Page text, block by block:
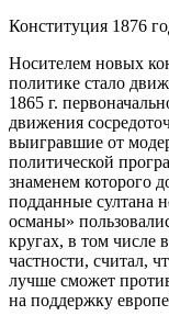
Конституция 1876
Носителем новых
политике стало
1865 г.
движения
выигравшие от
политической
знаменем которого
подданные султана
османы»
кругах, в том числе
частности, считал,
лучше сможет
на поддержку